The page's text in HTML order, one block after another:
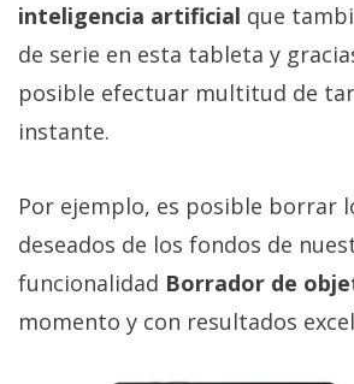
inteligencia artificial que
de serie en esta tableta y
posible efectuar multitud de
instante.
Por ejemplo, es posible borrar
deseados de los fondos de
funcionalidad Borrador de
momento y con resultados